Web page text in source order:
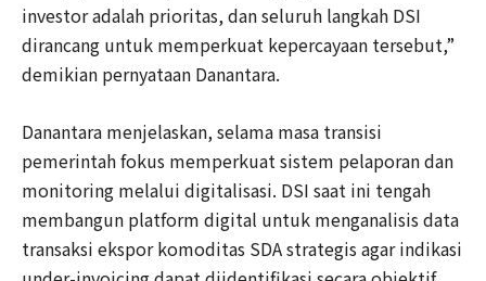
investor adalah prioritas, dan seluruh langkah DSI
dirancang untuk memperkuat kepercayaan tersebut,”
demikian pernyataan Danantara.
Danantara menjelaskan, selama masa transisi
pemerintah fokus memperkuat sistem pelaporan dan
monitoring melalui digitalisasi. DSI saat ini tengah
membangun platform digital untuk menganalisis data
transaksi ekspor komoditas SDA strategis agar indikasi